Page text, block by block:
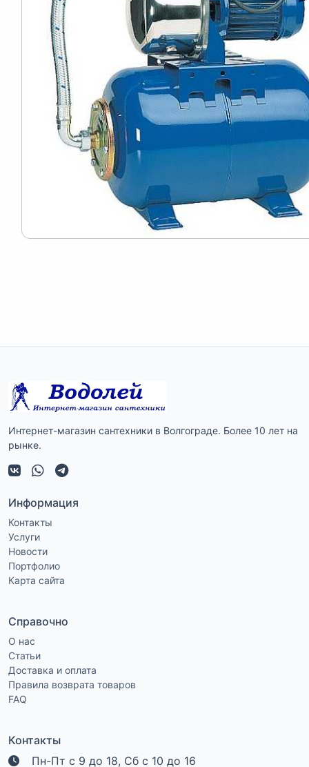
Интернет-магазин сантехники в Волгограде. Более 10 лет на
рынке.
Информация
Контакты
Услуги
Новости
Портфолио
Карта сайта
Справочно
О нас
Статьи
Доставка и оплата
Правила возврата товаров
FAQ
Контакты
Пн-Пт с 9 до 18, Сб с 10 до 16